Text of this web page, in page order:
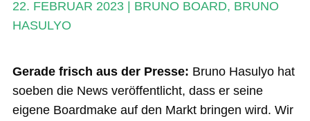
Stand Up Magazin TV
Mein Konto
22. FEBRUAR 2023| BRUNO BOARD, BRUNO
HASULYO
Gerade frisch aus der Presse: Bruno Hasulyo hat
soeben die News veröffentlicht, dass er seine
eigene Boardmake auf den Markt bringen wird. Wir